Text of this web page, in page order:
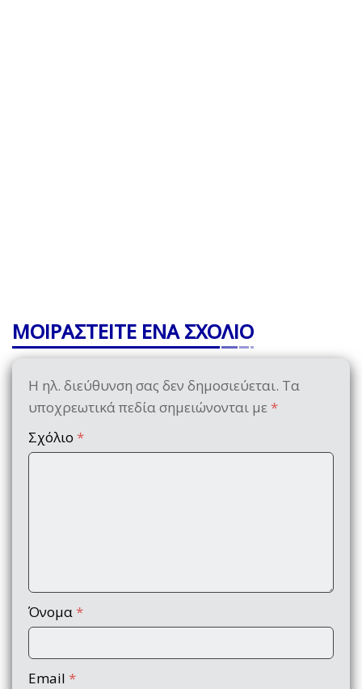
ΜΟΙΡΑΣΤΕΙΤΕ ΕΝΑ ΣΧΟΛΙΟ
Η ηλ. διεύθυνση σας δεν δημοσιεύεται. Τα
υποχρεωτικά πεδία σημειώνονται με *
Σχόλιο *
Όνομα *
Email *